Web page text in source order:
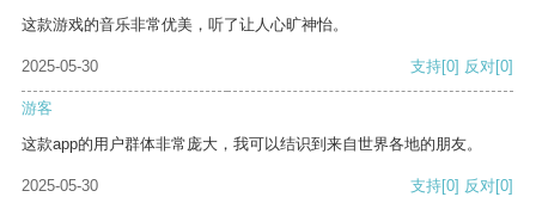
这款游戏的音乐非常优美，听了让人心旷神怡。
2025-05-30 支持[0] 反对[0]
游客
这款app的用户群体非常庞大，我可以结识到来自世界各地的朋友。
2025-05-30 支持[0] 反对[0]